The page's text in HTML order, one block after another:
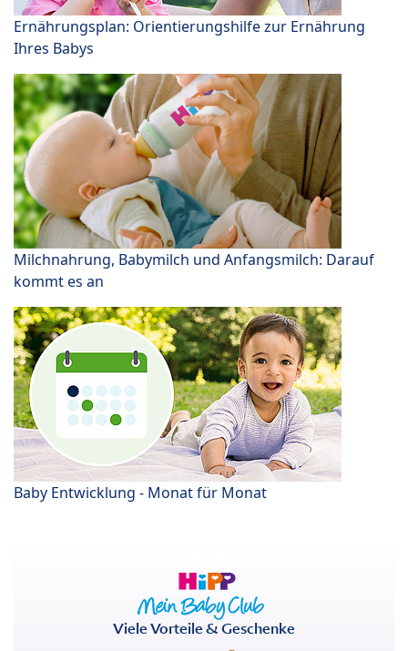
Ernährungsplan: Orientierungshilfe zur Ernährung
Ihres Babys
Milchnahrung, Babymilch und Anfangsmilch: Darauf
kommt es an
Baby Entwicklung - Monat für Monat
Viele Vorteile & Geschenke